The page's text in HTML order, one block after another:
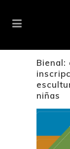
Bienal:
niñas